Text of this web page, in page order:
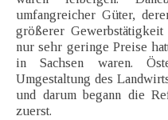
umfangreicher Güter,
größerer
nur sehr geringe Preise
in Sachsen waren.
Umgestaltung des
und darum begann die
zuerst.